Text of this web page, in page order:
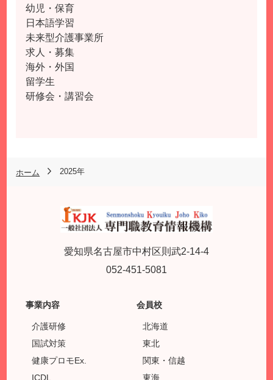
幼児・保育
日本語学習
未来型介護事業所
求人・募集
海外・外国
留学生
研修会・講習会
ホーム 2025年
愛知県名古屋市中村区則武2-14-4
052-451-5081
事業内容
介護研修
国試対策
健康プロモEx.
ICDL
会員校
北海道
東北
関東・信越
東海